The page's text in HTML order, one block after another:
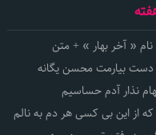
« آخر بهار » + متن
دست بیارمت محسن یگانه
نذار آدم حساسیم
از این بی کسی هر دم به نالم